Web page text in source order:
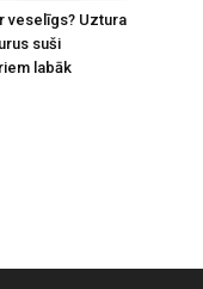
veselīgs? Uztura
suši
labāk